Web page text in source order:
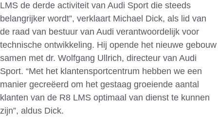
LMS de derde activiteit van Audi Sport die steeds
belangrijker wordt”, verklaart Michael Dick, als lid van
de raad van bestuur van Audi verantwoordelijk voor
technische ontwikkeling. Hij opende het nieuwe gebouw
samen met dr. Wolfgang Ullrich, directeur van Audi
Sport. “Met het klantensportcentrum hebben we een
manier gecreëerd om het gestaag groeiende aantal
klanten van de R8 LMS optimaal van dienst te kunnen
zijn”, aldus Dick.